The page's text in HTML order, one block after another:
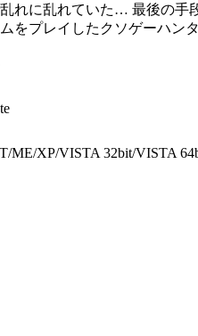
れに乱れていた… 最後の手
をプレイしたクソゲーハ
ME/XP/VISTA 32bit/VISTA